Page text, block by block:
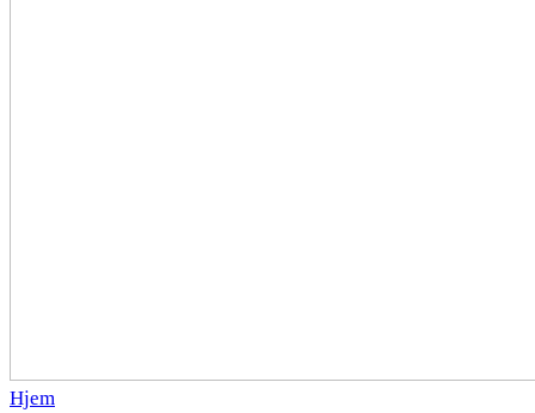
Hjem